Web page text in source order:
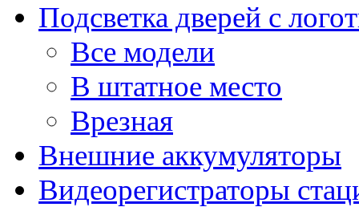
Подсветка дверей с
Все модели
В штатное место
Врезная
Внешние аккумуляторы
Видеорегистраторы